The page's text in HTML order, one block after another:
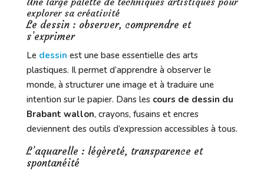
explorer sa créativité
Le dessin : observer, comprendre et
s’exprimer
Le dessin est une base essentielle des arts
plastiques. Il permet d’apprendre à observer le
monde, à structurer une image et à traduire une
intention sur le papier. Dans les cours de dessin du
Brabant wallon, crayons, fusains et encres
deviennent des outils d’expression accessibles à tous.
L’aquarelle : légèreté, transparence et
spontanéité